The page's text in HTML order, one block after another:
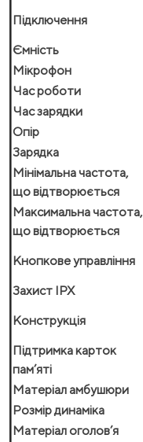
Підключення
Ємність
Мікрофон
Час роботи
Час зарядки
Опір
Зарядка
Мінімальна частота,
що відтворюється
Максимальна частота,
що відтворюється
Кнопкове управління
Захист IPX
Конструкція
Підтримка карток
пам’яті
Матеріал амбушюри
Розмір динаміка
Матеріал оголов’я